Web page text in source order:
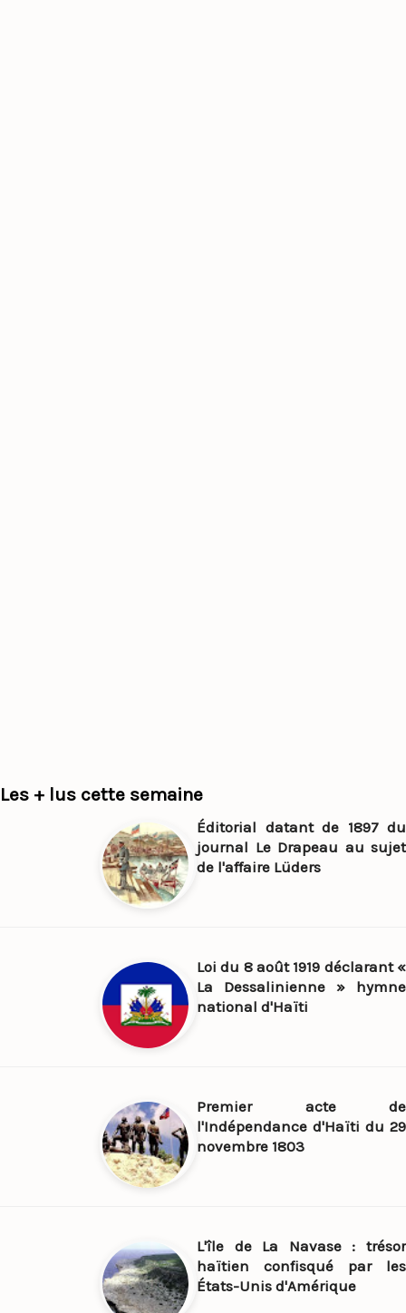
Les + lus cette semaine
Éditorial datant de 1897 du
journal Le Drapeau au sujet
de l'affaire Lüders
Loi du 8 août 1919 déclarant «
La Dessalinienne » hymne
national d'Haïti
Premier acte de
l'Indépendance d'Haïti du 29
novembre 1803
L'île de La Navase : trésor
haïtien confisqué par les
États-Unis d'Amérique